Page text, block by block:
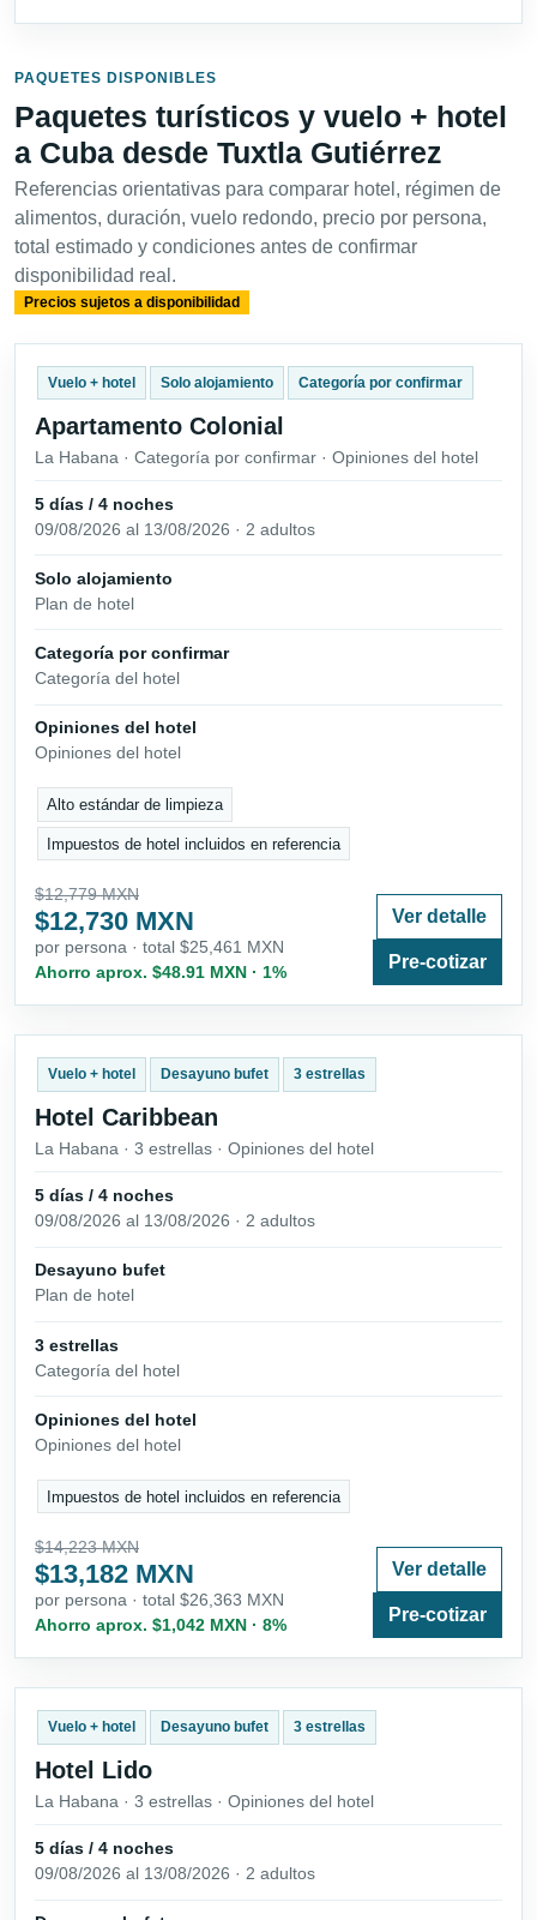
PAQUETES DISPONIBLES
Paquetes turísticos y vuelo + hotel
a Cuba desde Tuxtla Gutiérrez
Referencias orientativas para comparar hotel, régimen de
alimentos, duración, vuelo redondo, precio por persona,
total estimado y condiciones antes de confirmar
disponibilidad real.
Precios sujetos a disponibilidad
Vuelo + hotel Solo alojamiento Categoría por confirmar
Apartamento Colonial
La Habana · Categoría por confirmar · Opiniones del hotel
5 días / 4 noches
09/08/2026 al 13/08/2026 · 2 adultos
Solo alojamiento
Plan de hotel
Categoría por confirmar
Categoría del hotel
Opiniones del hotel
Opiniones del hotel
Alto estándar de limpieza
Impuestos de hotel incluidos en referencia
$12,779 MXN
$12,730 MXN
por persona · total $25,461 MXN
Ahorro aprox. $48.91 MXN · 1%
Ver detalle
Pre-cotizar
Vuelo + hotel Desayuno bufet 3 estrellas
Hotel Caribbean
La Habana · 3 estrellas · Opiniones del hotel
5 días / 4 noches
09/08/2026 al 13/08/2026 · 2 adultos
Desayuno bufet
Plan de hotel
3 estrellas
Categoría del hotel
Opiniones del hotel
Opiniones del hotel
Impuestos de hotel incluidos en referencia
$14,223 MXN
$13,182 MXN
por persona · total $26,363 MXN
Ahorro aprox. $1,042 MXN · 8%
Ver detalle
Pre-cotizar
Vuelo + hotel Desayuno bufet 3 estrellas
Hotel Lido
La Habana · 3 estrellas · Opiniones del hotel
5 días / 4 noches
09/08/2026 al 13/08/2026 · 2 adultos